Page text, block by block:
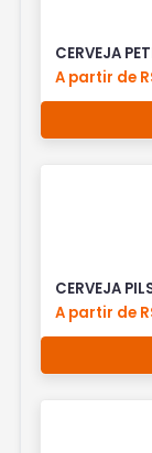
CERVEJA
A partir de
CERVEJA
A partir de